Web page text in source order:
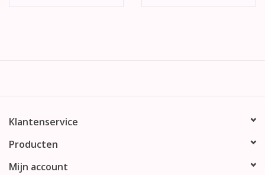
Klantenservice
Producten
Mijn account